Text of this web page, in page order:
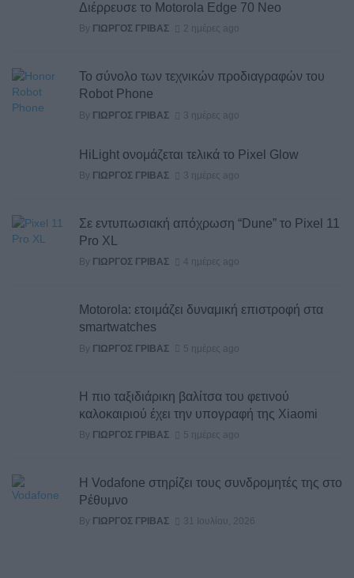
Διέρρευσε το Motorola Edge 70 Neo
By ΓΙΏΡΓΟΣ ΓΡΊΒΑΣ 2 ημέρες ago
Το σύνολο των τεχνικών προδιαγραφών του
Robot Phone
By ΓΙΏΡΓΟΣ ΓΡΊΒΑΣ 3 ημέρες ago
HiLight ονομάζεται τελικά το Pixel Glow
By ΓΙΏΡΓΟΣ ΓΡΊΒΑΣ 3 ημέρες ago
Σε εντυπωσιακή απόχρωση “Dune” το Pixel 11
Pro XL
By ΓΙΏΡΓΟΣ ΓΡΊΒΑΣ 4 ημέρες ago
Motorola: ετοιμάζει δυναμική επιστροφή στα
smartwatches
By ΓΙΏΡΓΟΣ ΓΡΊΒΑΣ 5 ημέρες ago
Η πιο ταξιδιάρικη βαλίτσα του φετινού
καλοκαιριού έχει την υπογραφή της Xiaomi
By ΓΙΏΡΓΟΣ ΓΡΊΒΑΣ 5 ημέρες ago
Η Vodafone στηρίζει τους συνδρομητές της στο
Ρέθυμνο
By ΓΙΏΡΓΟΣ ΓΡΊΒΑΣ 31 Ιουλίου, 2026